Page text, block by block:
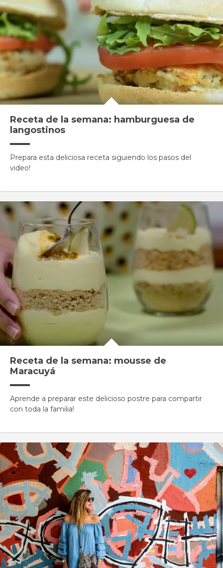
Receta de la semana: hamburguesa de
langostinos
Prepara esta deliciosa receta siguiendo los pasos del
video!
Receta de la semana: mousse de
Maracuyá
Aprende a preparar este delicioso postre para compartir
con toda la familia!